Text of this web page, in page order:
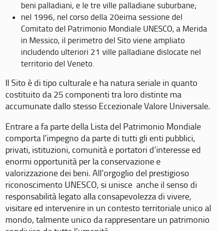
beni palladiani, e le tre ville palladiane suburbane;
nel 1996, nel corso della 20eima sessione del
Comitato del Patrimonio Mondiale UNESCO, a Merida
in Messico, il perimetro del Sito viene ampliato
includendo ulteriori 21 ville palladiane dislocate nel
territorio del Veneto.
Il Sito è di tipo culturale e ha natura seriale in quanto
costituito da 25 componenti tra loro distinte ma
accumunate dallo stesso Eccezionale Valore Universale.
Entrare a fa parte della Lista del Patrimonio Mondiale
comporta l’impegno da parte di tutti gli enti pubblici,
privati, istituzioni, comunità e portatori d’interesse ed
enormi opportunità per la conservazione e
valorizzazione dei beni. All’orgoglio del prestigioso
riconoscimento UNESCO, si unisce anche il senso di
responsabilità legato alla consapevolezza di vivere,
visitare ed intervenire in un contesto territoriale unico al
mondo, talmente unico da rappresentare un patrimonio